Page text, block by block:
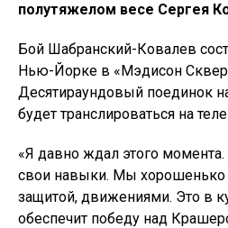
полутяжелом весе Сергея
Бой Шабранский-Ковалев
Нью-Йорке в «Мэдисон Сквер
Десятираундовый поединок
будет транслироваться на
«Я давно ждал этого
свои навыки. Мы хорошенько
защитой, движениями. Это в
обеспечит победу над